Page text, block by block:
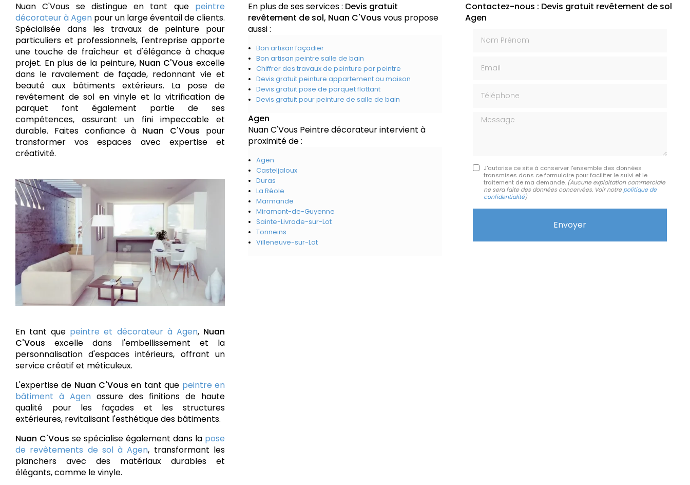
Nuan C'Vous se distingue en tant que peintre
décorateur à Agen pour un large éventail de clients.
Spécialisée dans les travaux de peinture pour
particuliers et professionnels, l'entreprise apporte
une touche de fraîcheur et d'élégance à chaque
projet. En plus de la peinture, Nuan C'Vous excelle
dans le ravalement de façade, redonnant vie et
beauté aux bâtiments extérieurs. La pose de
revêtement de sol en vinyle et la vitrification de
parquet font également partie de ses
compétences, assurant un fini impeccable et
durable. Faites confiance à Nuan C'Vous pour
transformer vos espaces avec expertise et
créativité.
En tant que peintre et décorateur à Agen, Nuan
C'Vous excelle dans l'embellissement et la
personnalisation d'espaces intérieurs, offrant un
service créatif et méticuleux.
L'expertise de Nuan C'Vous en tant que peintre en
bâtiment à Agen assure des finitions de haute
qualité pour les façades et les structures
extérieures, revitalisant l'esthétique des bâtiments.
Nuan C'Vous se spécialise également dans la pose
de revêtements de sol à Agen, transformant les
planchers avec des matériaux durables et
élégants, comme le vinyle.
En plus de ses services : Devis gratuit
revêtement de sol, Nuan C'Vous vous propose
aussi :
Bon artisan façadier
Bon artisan peintre salle de bain
Chiffrer des travaux de peinture par peintre
Devis gratuit peinture appartement ou maison
Devis gratuit pose de parquet flottant
Devis gratuit pour peinture de salle de bain
Agen
Nuan C'Vous Peintre décorateur intervient à
proximité de :
Agen
Casteljaloux
Duras
La Réole
Marmande
Miramont-de-Guyenne
Sainte-Livrade-sur-Lot
Tonneins
Villeneuve-sur-Lot
Contactez-nous : Devis gratuit revêtement de sol
Agen
Message
J'autorise ce site à conserver l'ensemble des données
transmises dans ce formulaire pour faciliter le suivi et le
traitement de ma demande. (Aucune exploitation commerciale
ne sera faite des données concervées. Voir notrepolitique de
confidentialité)